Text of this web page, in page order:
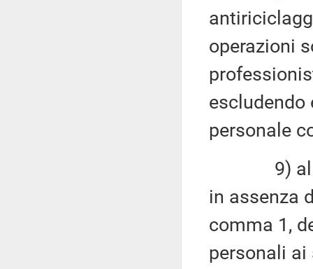
operazioni
escludendo
personale
9) alla
in assenza
comma 1,
personali ai